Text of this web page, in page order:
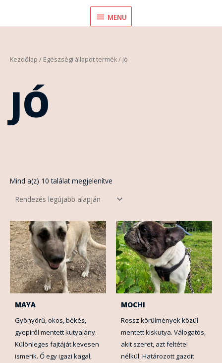
MENU
MENU
Kezdőlap / Egészségi állapot termék / jó
JÓ
Mind a(z) 10 találat megjelenítve
Sorted
by
MAYA
Gyönyörű, okos, békés,
gyepiről mentett kutyalány.
Különleges fajtáját kevesen
ismerik. Ő egy igazi kagal,
MOCHI
Rossz körülmények közül
mentett kiskutya. Válogatós,
akit szeret, azt feltétel
nélkül. Határozott gazdit